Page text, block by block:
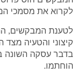
לקרוא את מסמכי
לטענת המבקשים,
קיצוני והטעיה
בדבר עסקה השונה
הוחתמו.